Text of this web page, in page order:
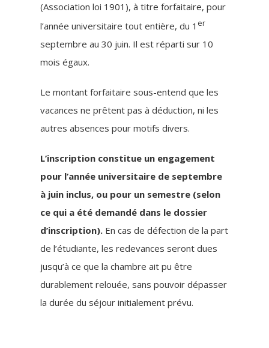
(Association loi 1901), à titre forfaitaire, pour
l’année universitaire tout entière, du 1 er
septembre au 30 juin. Il est réparti sur 10
mois égaux.
Le montant forfaitaire sous-entend que les
vacances ne prêtent pas à déduction, ni les
autres absences pour motifs divers.
L’inscription constitue un engagement
pour l’année universitaire de septembre
à juin inclus, ou pour un semestre (selon
ce qui a été demandé dans le dossier
d’inscription). En cas de défection de la part
de l’étudiante, les redevances seront dues
jusqu’à ce que la chambre ait pu être
durablement relouée, sans pouvoir dépasser
la durée du séjour initialement prévu.